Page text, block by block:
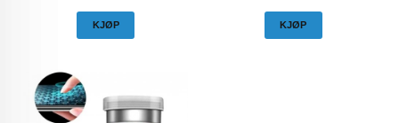
KJØP KJØP